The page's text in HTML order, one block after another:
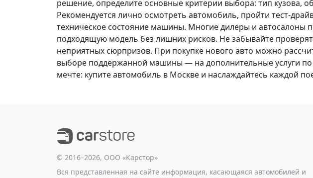
решение, определите основные критерии выбора: тип кузова,
Рекомендуется лично осмотреть автомобиль, пройти тест-
техническое состояние машины. Многие дилеры и автосалоны
подходящую модель без лишних рисков. Не забывайте
неприятных сюрпризов. При покупке нового авто можно
выборе поддержанной машины — на дополнительные услуги
мечте: купите автомобиль в Москве и наслаждайтесь каждой
©️ 2016–2026, ООО «Карстор»
Вся представленная на сайте информация, касающаяся автомобилей и